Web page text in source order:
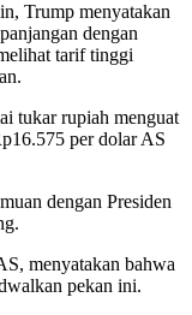
Trump menyatakan
dengan
tarif tinggi
tukar rupiah menguat
per dolar AS
dengan Presiden
menyatakan bahwa
pekan ini.